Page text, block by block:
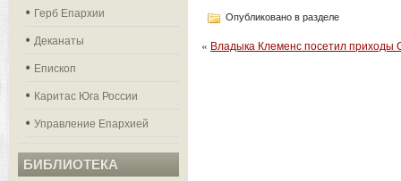
Герб Епархии
Деканаты
Епископ
Каритас Юга России
Управление Епархией
БИБЛИОТЕКА
Опубликовано в разделе
« Владыка Клеменс посетил приходы